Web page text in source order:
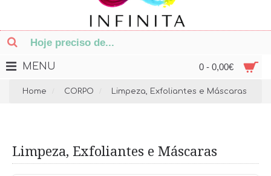
0 - 0,00€
MENU
Home CORPO Limpeza, Exfoliantes e Máscaras
Limpeza, Exfoliantes e Máscaras